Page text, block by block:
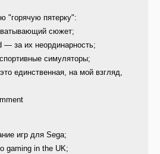
"горячую пятерку":
сюжет;
— за их неординарность;
симуляторы;
единственная, на мой взгляд,
игр для Sega;
gaming in the UK;